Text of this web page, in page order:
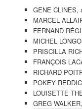
GENE CLINES,
MARCEL
FERNAND
MICHEL
PRISCILLA
FRANÇOIS
RICHARD
POKEY
LOUISETTE
GREG